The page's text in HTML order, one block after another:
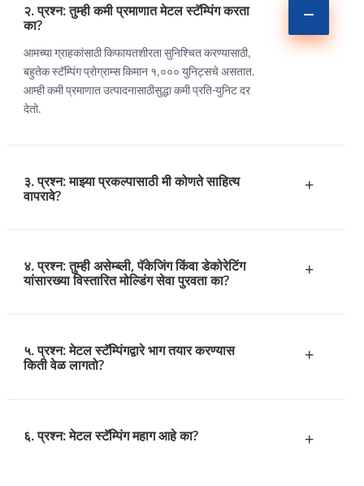
२. प्रश्न: तुम्ही कमी प्रमाणात मेटल स्टॅम्पिंग करता
का?
आमच्या ग्राहकांसाठी किफायतशीरता सुनिश्चित करण्यासाठी,
बहुतेक स्टॅम्पिंग प्रोग्राम्स किमान १,००० युनिट्सचे असतात.
आम्ही कमी प्रमाणात उत्पादनासाठीसुद्धा कमी प्रति-युनिट दर
देतो.
३. प्रश्न: माझ्या प्रकल्पासाठी मी कोणते साहित्य
वापरावे?
+
४. प्रश्न: तुम्ही असेम्ब्ली, पॅकेजिंग किंवा डेकोरेटिंग
यांसारख्या विस्तारित मोल्डिंग सेवा पुरवता का?
+
५. प्रश्न: मेटल स्टॅम्पिंगद्वारे भाग तयार करण्यास
किती वेळ लागतो?
+
६. प्रश्न: मेटल स्टॅम्पिंग महाग आहे का? +